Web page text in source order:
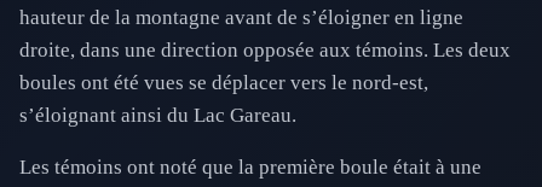
hauteur de la montagne avant de s’éloigner en ligne
droite, dans une direction opposée aux témoins. Les deux
boules ont été vues se déplacer vers le nord-est,
s’éloignant ainsi du Lac Gareau.
Les témoins ont noté que la première boule était à une